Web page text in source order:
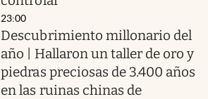
23:00
Descubrimiento millonario del
año | Hallaron un taller de oro y
piedras preciosas de 3.400 años
en las ruinas chinas de